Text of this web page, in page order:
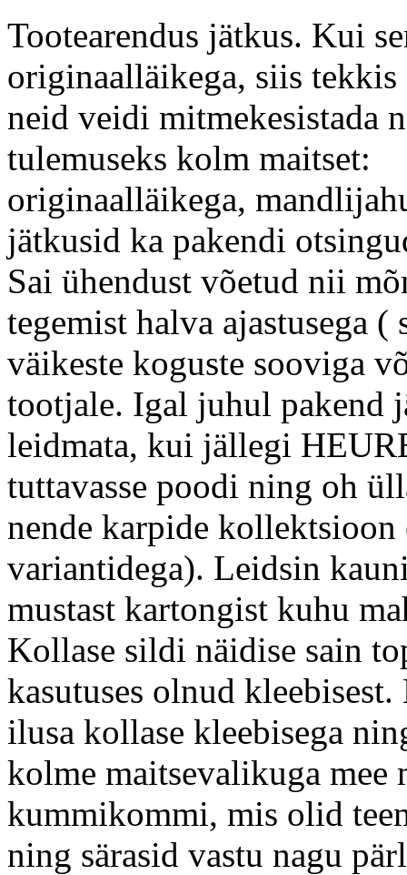
Tootearendus jätkus. Kui
originaalläikega, siis tekkis
neid veidi mitmekesistada
tulemuseks kolm maitset:
originaalläikega,
jätkusid ka pakendi
Sai ühendust võetud nii
tegemist halva ajastusega
väikeste koguste sooviga
tootjale. Igal juhul pakend
leidmata, kui jällegi
tuttavasse poodi ning oh
nende karpide
variantidega). Leidsin
mustast kartongist kuhu
Kollase sildi näidise sain
kasutuses olnud
ilusa kollase kleebisega
kolme maitsevalikuga mee
kummikommi, mis olid
ning särasid vastu nagu